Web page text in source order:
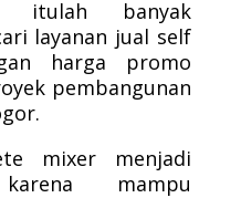
itulah banyak
layanan jual self
harga promo
pembangunan
mixer menjadi
mampu